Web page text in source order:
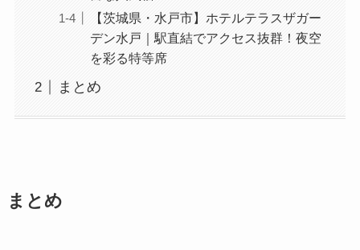
【茨城県・水戸市】ホテルテラスザガー
デン水戸｜駅直結でアクセス抜群！夜空
を彩る特等席
まとめ
まとめ